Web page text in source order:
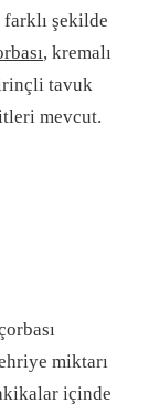
şekilde
, kremalı
tavuk
mevcut.
miktarı
içinde